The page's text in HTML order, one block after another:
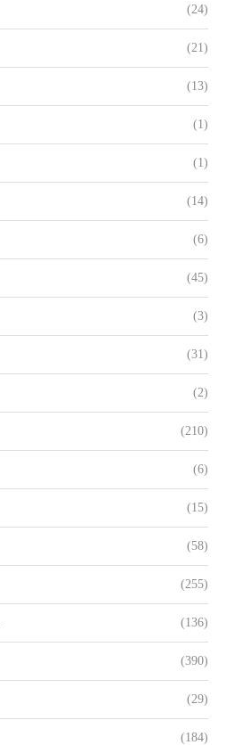
(24)
(21)
(13)
(1)
(1)
(14)
(6)
(45)
(3)
(31)
(2)
(210)
(6)
(15)
(58)
(255)
(136)
(390)
(29)
(184)